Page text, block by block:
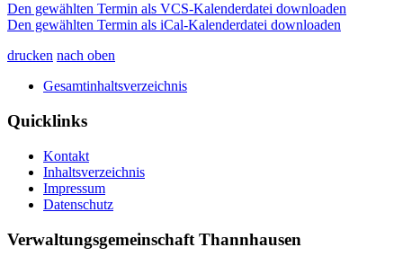
Den gewählten Termin als VCS-Kalenderdatei downloaden
Den gewählten Termin als iCal-Kalenderdatei downloaden
drucken nach oben
Gesamtinhaltsverzeichnis
Quicklinks
Kontakt
Inhaltsverzeichnis
Impressum
Datenschutz
Verwaltungsgemeinschaft Thannhausen